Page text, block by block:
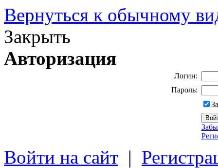
Вернуться к обычному
Закрыть
Авторизация
Логин:
Пароль:
Войти на сайт |